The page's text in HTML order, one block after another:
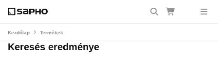
Kezdőlap Termékek
Keresés eredménye